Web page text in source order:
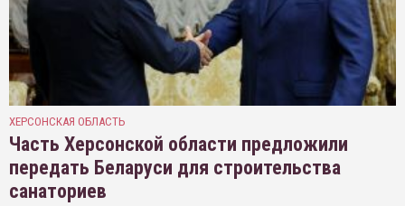
ХЕРСОНСКАЯ ОБЛАСТЬ
Часть Херсонской области предложили
передать Беларуси для строительства
санаториев